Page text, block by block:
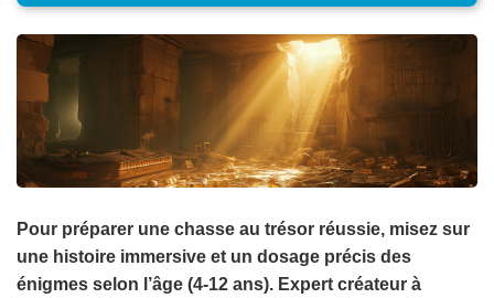
Pour préparer une chasse au trésor réussie, misez sur
une histoire immersive et un dosage précis des
énigmes selon l’âge (4-12 ans). Expert créateur à